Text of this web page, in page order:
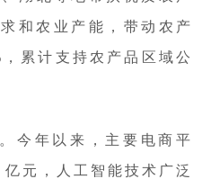
和农业产能，带动农产
累计支持农产品区域公
今年以来，主要电商平
元，人工智能技术广泛